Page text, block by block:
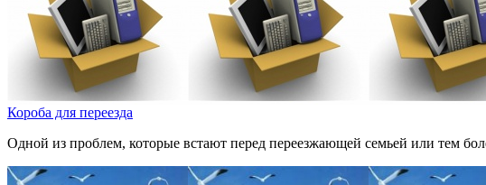
Короба для переезда
Одной из проблем, которые встают перед переезжающей семьей или тем